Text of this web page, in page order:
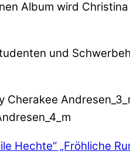
Album wird
und
Cherakee
Hechte“ „Fröhliche